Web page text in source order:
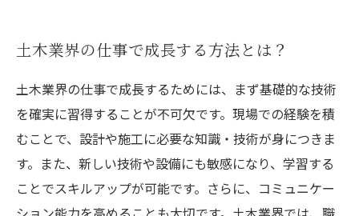
土木業界の仕事で成長する方法とは？
土木業界の仕事で成長するためには、まず基礎的な技術
を確実に習得することが不可欠です。現場での経験を積
むことで、設計や施工に必要な知識・技術が身につきま
す。また、新しい技術や設備にも敏感になり、学習する
ことでスキルアップが可能です。さらに、コミュニケー